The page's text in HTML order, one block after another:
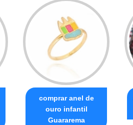
comprar anel de
ouro infantil
Guararema